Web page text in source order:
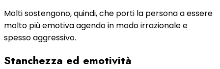
Molti sostengono, quindi, che porti la persona a essere
molto più emotiva agendo in modo irrazionale e
spesso aggressivo.
Stanchezza ed emotività